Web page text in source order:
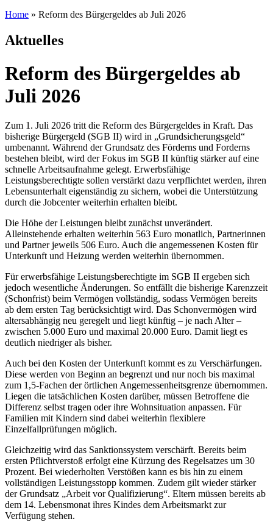
Home » Reform des Bürgergeldes ab Juli 2026
Aktuelles
Reform des Bürgergeldes ab
Juli 2026
Zum 1. Juli 2026 tritt die Reform des Bürgergeldes in Kraft. Das
bisherige Bürgergeld (SGB II) wird in „Grundsicherungsgeld“
umbenannt. Während der Grundsatz des Förderns und Forderns
bestehen bleibt, wird der Fokus im SGB II künftig stärker auf eine
schnelle Arbeitsaufnahme gelegt. Erwerbsfähige
Leistungsberechtigte sollen verstärkt dazu verpflichtet werden, ihren
Lebensunterhalt eigenständig zu sichern, wobei die Unterstützung
durch die Jobcenter weiterhin erhalten bleibt.
Die Höhe der Leistungen bleibt zunächst unverändert.
Alleinstehende erhalten weiterhin 563 Euro monatlich, Partnerinnen
und Partner jeweils 506 Euro. Auch die angemessenen Kosten für
Unterkunft und Heizung werden weiterhin übernommen.
Für erwerbsfähige Leistungsberechtigte im SGB II ergeben sich
jedoch wesentliche Änderungen. So entfällt die bisherige Karenzzeit
(Schonfrist) beim Vermögen vollständig, sodass Vermögen bereits
ab dem ersten Tag berücksichtigt wird. Das Schonvermögen wird
altersabhängig neu geregelt und liegt künftig – je nach Alter –
zwischen 5.000 Euro und maximal 20.000 Euro. Damit liegt es
deutlich niedriger als bisher.
Auch bei den Kosten der Unterkunft kommt es zu Verschärfungen.
Diese werden von Beginn an begrenzt und nur noch bis maximal
zum 1,5-Fachen der örtlichen Angemessenheitsgrenze übernommen.
Liegen die tatsächlichen Kosten darüber, müssen Betroffene die
Differenz selbst tragen oder ihre Wohnsituation anpassen. Für
Familien mit Kindern sind dabei weiterhin flexiblere
Einzelfallprüfungen möglich.
Gleichzeitig wird das Sanktionssystem verschärft. Bereits beim
ersten Pflichtverstoß erfolgt eine Kürzung des Regelsatzes um 30
Prozent. Bei wiederholten Verstößen kann es bis hin zu einem
vollständigen Leistungsstopp kommen. Zudem gilt wieder stärker
der Grundsatz „Arbeit vor Qualifizierung“. Eltern müssen bereits ab
dem 14. Lebensmonat ihres Kindes dem Arbeitsmarkt zur
Verfügung stehen.